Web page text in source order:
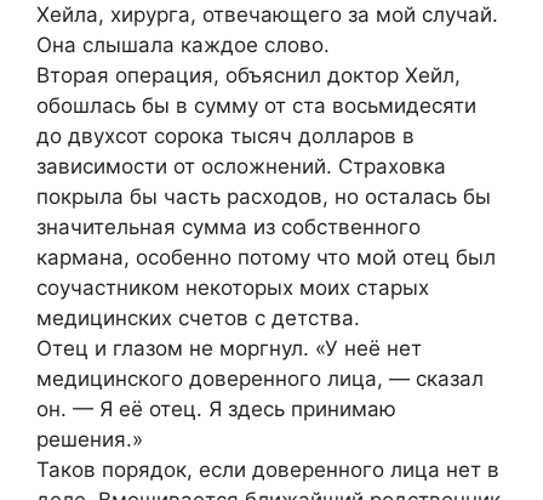
Хейла, хирурга, отвечающего за мой случай.
Она слышала каждое слово.
Вторая операция, объяснил доктор Хейл,
обошлась бы в сумму от ста восьмидесяти
до двухсот сорока тысяч долларов в
зависимости от осложнений. Страховка
покрыла бы часть расходов, но осталась бы
значительная сумма из собственного
кармана, особенно потому что мой отец был
соучастником некоторых моих старых
медицинских счетов с детства.
Отец и глазом не моргнул. «У неё нет
медицинского доверенного лица, — сказал
он. — Я её отец. Я здесь принимаю
решения.»
Таков порядок, если доверенного лица нет в